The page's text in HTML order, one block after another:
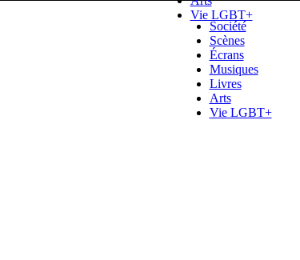
Société
Scènes
Écrans
Musiques
Livres
Arts
Vie LGBT+
Vie LGBT+